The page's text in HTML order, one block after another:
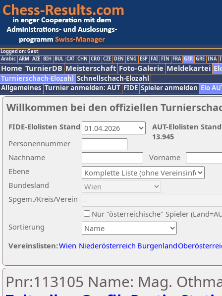
Logged on: Gast
Arabic ARM AZE BIH BUL CAT CHN CRO CZE DEN ENG ESP FAI FIN FRA GER GRE INA
Home TurnierDB Meisterschaft Foto-Galerie Meldekartei
Turnierschach-Elozahl Schnellschach-Elozahl
Allgemeines Turnier anmelden: AUT FIDE Spieler anmelden Elo
Willkommen bei den offiziellen
Nachname
Vorname
Ebene
Sortierung
Personennummer
Bundesland
Spgem./Kreis/Verein
Nur "österreichische" Spieler
Vereinslisten:Wien Niederösterreich Burgenland
AUT-Elolisten
13.945
FIDE-Elolisten Stand
Pnr:113105 Name: Mag.